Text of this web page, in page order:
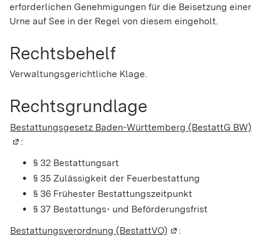
erforderlichen Genehmigungen für die Beisetzung einer
Urne auf See in der Regel von diesem eingeholt.
Rechtsbehelf
Verwaltungsgerichtliche Klage.
Rechtsgrundlage
Bestattungsgesetz Baden-Württemberg (BestattG BW)
:
§ 32 Bestattungsart
§ 35 Zulässigkeit der Feuerbestattung
§ 36 Frühester Bestattungszeitpunkt
§ 37 Bestattungs- und Beförderungsfrist
Bestattungsverordnung (BestattVO) (Wird in einem
: